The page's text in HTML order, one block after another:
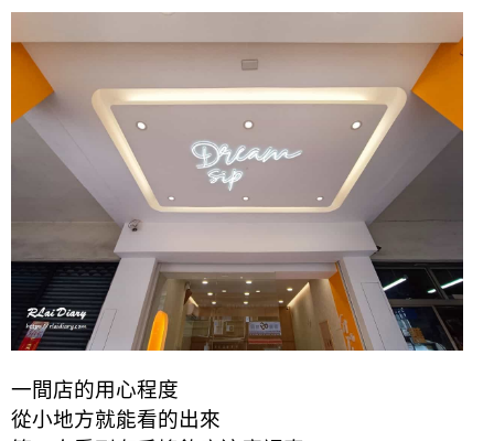
一間店的用心程度
從小地方就能看的出來